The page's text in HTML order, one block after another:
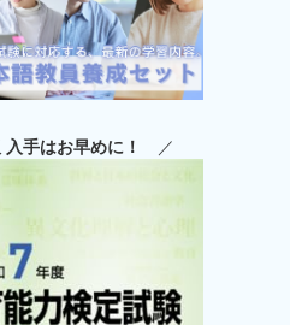
手はお早めに！ ／